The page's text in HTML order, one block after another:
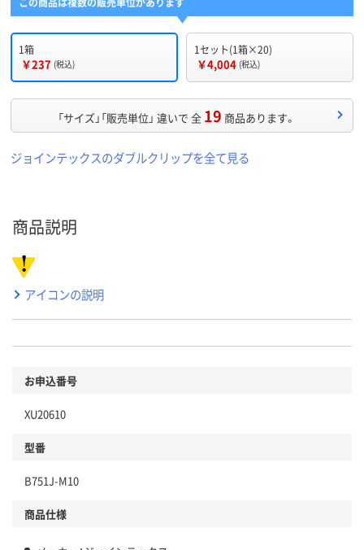
1箱
￥237 (税込)
1セット(1箱×20)
￥4,004 (税込)
「サイズ」「販売単位」 違いで 全 19 商品あります。
ジョインテックスのダブルクリップを全て見る
商品説明
アイコンの説明
お申込番号
XU20610
型番
B751J-M10
商品仕様